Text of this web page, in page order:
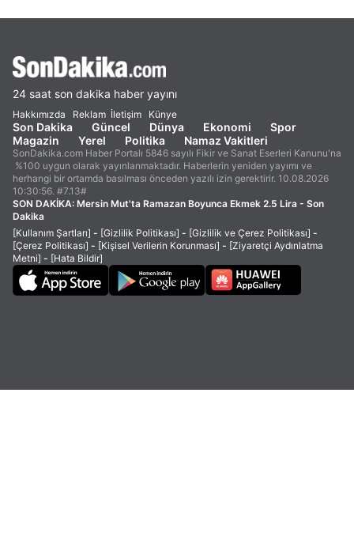
24 saat son dakika haber yayını
Hakkımızda Reklam İletişim Künye
Son Dakika Güncel Dünya Ekonomi
Spor
Magazin
Yerel Politika Namaz Vakitleri
SonDakika.com Haber Portalı 5846 sayılı Fikir ve Sanat Eserleri Kanunu'na
%100 uygun olarak yayınlanmaktadır. Haberlerin yeniden yayımı ve
herhangi bir ortamda basılması önceden yazılı izin gerektirir. 10.08.2026
10:30:56. #7.13#
SON DAKİKA: Mersin Mut'ta Ramazan Boyunca Ekmek 2.5 Lira - Son
Dakika
[Kullanım Şartları] - [Gizlilik Politikası] - [Gizlilik ve Çerez Politikası] -
[Çerez Politikası] - [Kişisel Verilerin Korunması] - [Ziyaretçi Aydınlatma
Metni] - [Hata Bildir]